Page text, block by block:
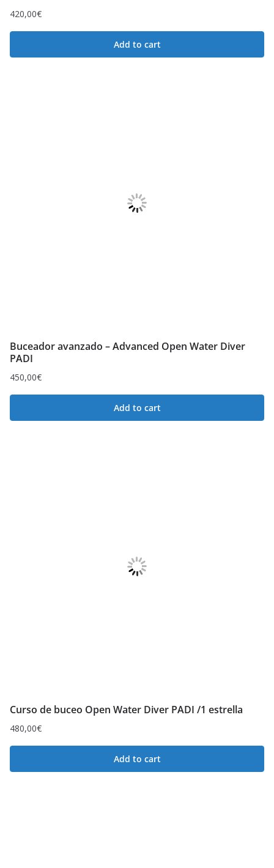
420,00€
Add to cart
Buceador avanzado – Advanced Open Water Diver
PADI
450,00€
Add to cart
Curso de buceo Open Water Diver PADI /1 estrella
480,00€
Add to cart